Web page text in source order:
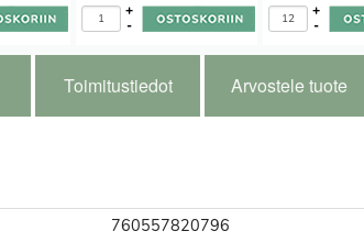
-
+
-
+
Toimitustiedot Arvostele tuote
760557820796